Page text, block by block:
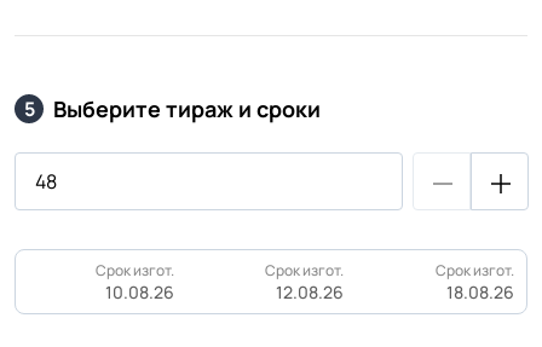
5 Выберите тираж и сроки
Срок изгот.
10.08.26
Срок изгот.
12.08.26
Срок изгот.
18.08.26